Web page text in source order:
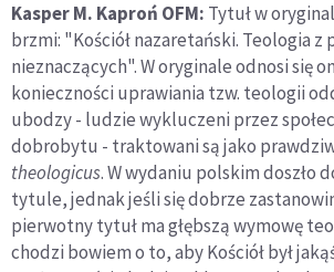
Kasper M. Kaproń OFM: Tytuł w
brzmi: "Kościół nazaretański. Teologia
nieznaczących". W oryginale odnosi się
konieczności uprawiania tzw. teologii
ubodzy - ludzie wykluczeni przez
dobrobytu - traktowani są jako
theologicus. W wydaniu polskim doszło
tytule, jednak jeśli się dobrze
pierwotny tytuł ma głębszą wymowę
chodzi bowiem o to, aby Kościół był